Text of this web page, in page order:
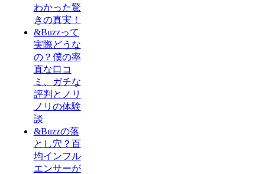
わかった驚
きの真実！
&Buzzって
実際どうな
の？僕の率
直な口コ
ミ、ガチな
評判とノリ
ノリの体験
談
&Buzzの落
とし穴？百
均インフル
エンサーが